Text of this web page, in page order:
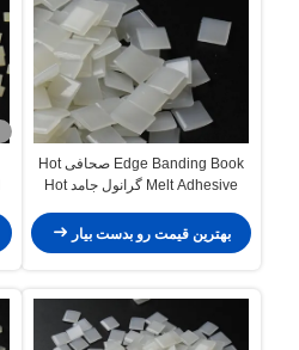
Edge Banding Book صحافی Hot
Melt Adhesive گرانول جامد Hot
بهترین قیمت رو بدست بیار